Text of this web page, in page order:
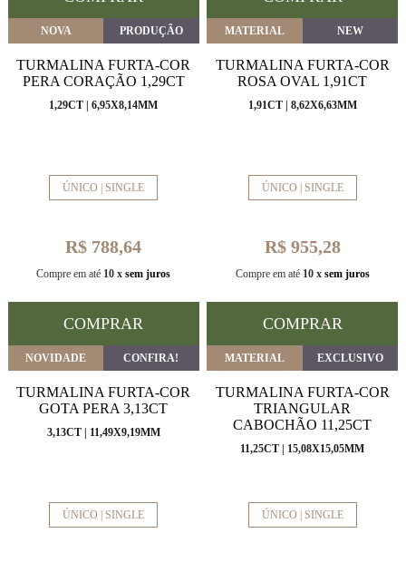
NOVA PRODUÇÃO
TURMALINA FURTA-COR
PERA CORAÇÃO 1,29CT
1,29CT | 6,95X8,14MM
ÚNICO | SINGLE
R$ 788,64
Compre em até 10 x sem juros
COMPRAR
MATERIAL NEW
TURMALINA FURTA-COR
ROSA OVAL 1,91CT
1,91CT | 8,62X6,63MM
ÚNICO | SINGLE
R$ 955,28
Compre em até 10 x sem juros
COMPRAR
NOVIDADE CONFIRA!
TURMALINA FURTA-COR
GOTA PERA 3,13CT
3,13CT | 11,49X9,19MM
ÚNICO | SINGLE
MATERIAL EXCLUSIVO
TURMALINA FURTA-COR
TRIANGULAR
CABOCHÃO 11,25CT
11,25CT | 15,08X15,05MM
ÚNICO | SINGLE